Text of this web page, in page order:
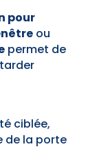
pour
ou
permet de
ciblée,
de la porte